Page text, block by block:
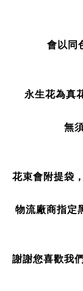
會以同
永生花為真
無
花束會附提袋
物流廠商指定
謝謝您喜歡我